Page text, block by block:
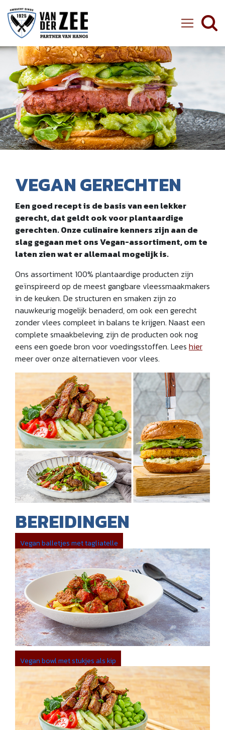
Ambachtelijke Slager van der Zee
VEGAN GERECHTEN
Een goed recept is de basis van een lekker
gerecht, dat geldt ook voor plantaardige
gerechten. Onze culinaire kenners zijn aan de
slag gegaan met ons Vegan-assortiment, om te
laten zien wat er allemaal mogelijk is.
Ons assortiment 100% plantaardige producten zijn
geïnspireerd op de meest gangbare vleessmaakmakers
in de keuken. De structuren en smaken zijn zo
nauwkeurig mogelijk benaderd, om ook een gerecht
zonder vlees compleet in balans te krijgen. Naast een
complete smaakbeleving, zijn de producten ook nog
eens een goede bron voor voedingsstoffen. Lees hier
meer over onze alternatieven voor vlees.
BEREIDINGEN
Vegan balletjes met tagliatelle
Vegan bowl met stukjes als kip